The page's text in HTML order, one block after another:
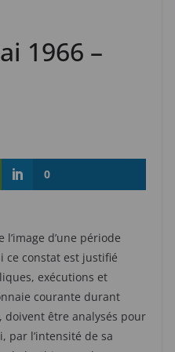
1966 –
0
d’une période
ce constat est justifié
exécutions et
courante durant
doivent être analysés pour
par l’intensité de sa